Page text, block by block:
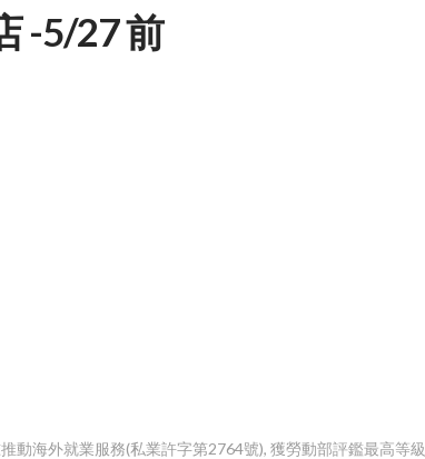
-5/27 前
動海外就業服務(私業許字第2764號), 獲勞動部評鑑最高等級